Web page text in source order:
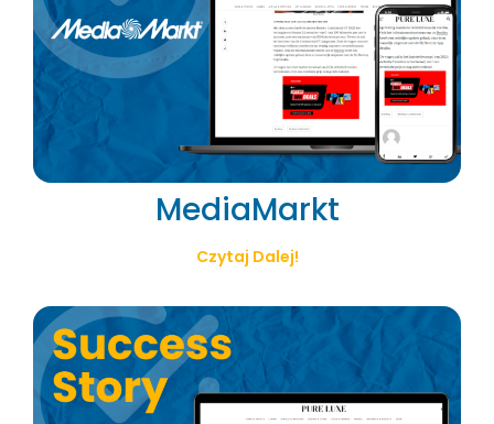
MediaMarkt
Czytaj Dalej!